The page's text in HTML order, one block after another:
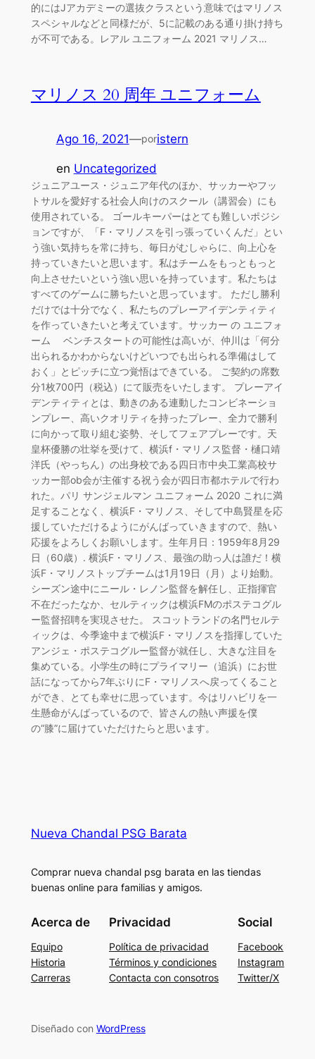
的にはJアカデミーの選抜クラスという意味ではマリノス
スペシャルなどと同様だが、5に記載のある通り掛け持ち
が不可である。レアル ユニフォーム 2021 マリノス…
マリノス 20 周年 ユニフォーム
Ago 16, 2021—poristern
en Uncategorized
ジュニアユース・ジュニア年代のほか、サッカーやフッ
トサルを愛好する社会人向けのスクール（講習会）にも
使用されている。 ゴールキーパーはとても難しいポジシ
ョンですが、「F・マリノスを引っ張っていくんだ」とい
う強い気持ちを常に持ち、毎日がむしゃらに、向上心を
持っていきたいと思います。私はチームをもっともっと
向上させたいという強い思いを持っています。私たちは
すべてのゲームに勝ちたいと思っています。 ただし勝利
だけでは十分でなく、私たちのプレーアイデンティティ
を作っていきたいと考えています。サッカー の ユニフォ
ーム ベンチスタートの可能性は高いが、仲川は「何分
出られるかわからないけどいつでも出られる準備はして
おく」とピッチに立つ覚悟はできている。 ご契約の席数
分1枚700円（税込）にて販売をいたします。 プレーアイ
デンティティとは、動きのある連動したコンビネーショ
ンプレー、高いクオリティを持ったプレー、全力で勝利
に向かって取り組む姿勢、そしてフェアプレーです。天
皇杯優勝の壮挙を受けて、横浜f・マリノス監督・樋口靖
洋氏（やっちん）の出身校である四日市中央工業高校サ
ッカー部ob会が主催する祝う会が四日市都ホテルで行わ
れた。パリ サンジェルマン ユニフォーム 2020 これに満
足することなく、横浜F・マリノス、そして中島賢星を応
援していただけるようにがんばっていきますので、熱い
応援をよろしくお願いします。生年月日：1959年8月29
日（60歳）. 横浜F・マリノス、最強の助っ人は誰だ！横
浜F・マリノストップチームは1月19日（月）より始動。
シーズン途中にニール・レノン監督を解任し、正指揮官
不在だったなか、セルティックは横浜FMのポステコグル
ー監督招聘を実現させた。 スコットランドの名門セルテ
ィックは、今季途中まで横浜F・マリノスを指揮していた
アンジェ・ポステコグルー監督が就任し、大きな注目を
集めている。小学生の時にプライマリー（追浜）にお世
話になってから7年ぶりにF・マリノスへ戻ってくること
ができ、とても幸せに思っています。今はリハビリを一
生懸命がんばっているので、皆さんの熱い声援を僕
の“膝”に届けていただけたらと思います。
Nueva Chandal PSG Barata
Comprar nueva chandal psg barata en las tiendas
buenas online para familias y amigos.
Acerca de
Equipo
Historia
Carreras
Privacidad
Política de privacidad
Términos y condiciones
Contacta con consotros
Social
Facebook
Instagram
Twitter/X
Diseñado con WordPress